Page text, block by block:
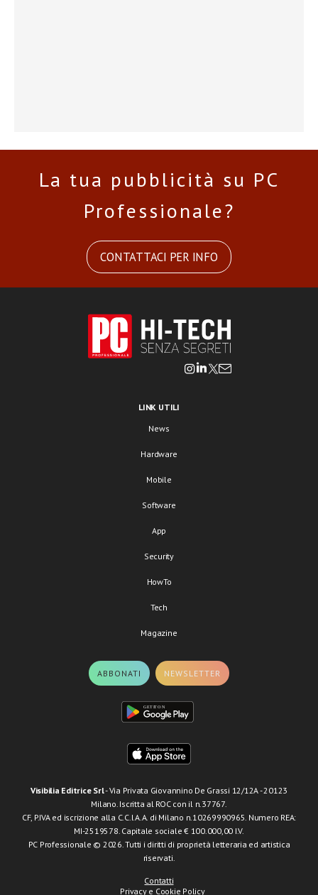
La tua pubblicità su PC
Professionale?
CONTATTACI PER INFO
LINK UTILI
News
Hardware
Mobile
Software
App
Security
HowTo
Tech
Magazine
ABBONATI NEWSLETTER
Visibilia Editrice Srl- Via Privata Giovannino De Grassi 12/12A - 20123
Milano. Iscritta al ROC con il n.37767.
CF, P.IVA ed iscrizione alla C.C.I.A.A. di Milano n.10269990965. Numero REA:
MI-2519578. Capitale sociale € 100.000,00 I.V.
PC Professionale © 2026. Tutti i diritti di proprietà letteraria ed artistica
riservati.
Contatti
Privacy e Cookie Policy